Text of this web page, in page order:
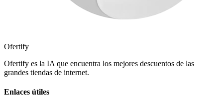
Ofertify
Ofertify es la IA que encuentra los mejores descuentos de las
grandes tiendas de internet.
Enlaces útiles